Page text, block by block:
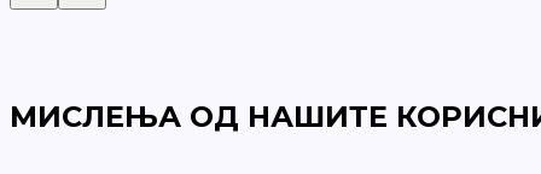
МИСЛЕЊА ОД НАШИТЕ